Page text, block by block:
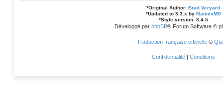
*Original Author: Brad Veryard
*Updated to 3.3.x by MannixMD
*Style version: 3.4.5
Développé par phpBB® Forum Software ©
Traduction française officielle©
Confidentialité | Conditions